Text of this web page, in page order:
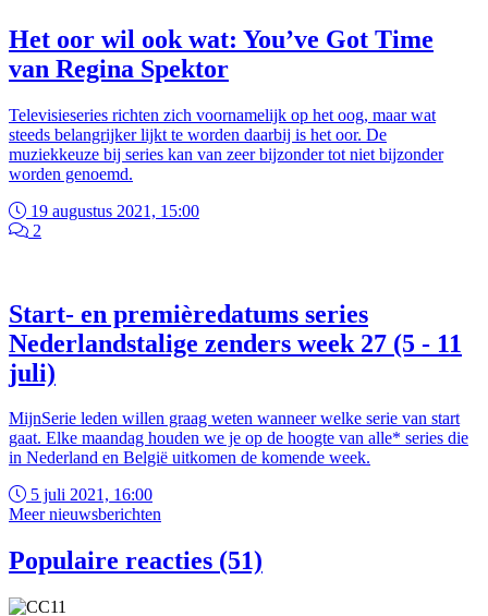
Het oor wil ook wat: You’ve Got Time
van Regina Spektor
Televisieseries richten zich voornamelijk op het oog, maar wat
steeds belangrijker lijkt te worden daarbij is het oor. De
muziekkeuze bij series kan van zeer bijzonder tot niet bijzonder
worden genoemd.
19 augustus 2021, 15:00
2
Start- en premièredatums series
Nederlandstalige zenders week 27 (5 - 11
juli)
MijnSerie leden willen graag weten wanneer welke serie van start
gaat. Elke maandag houden we je op de hoogte van alle* series die
in Nederland en België uitkomen de komende week.
5 juli 2021, 16:00
Meer nieuwsberichten
Populaire reacties (51)